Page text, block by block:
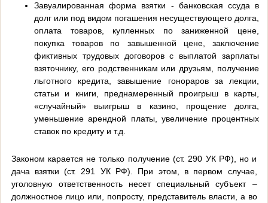
Завуалированная форма взятки - банковская ссуда в
долг или под видом погашения несуществующего долга,
оплата товаров, купленных по заниженной цене,
покупка товаров по завышенной цене, заключение
фиктивных трудовых договоров с выплатой зарплаты
взяточнику, его родственникам или друзьям, получение
льготного кредита, завышение гонораров за лекции,
статьи и книги, преднамеренный проигрыш в карты,
«случайный» выигрыш в казино, прощение долга,
уменьшение арендной платы, увеличение процентных
ставок по кредиту и т.д.
Законом карается не только получение (ст. 290 УК РФ), но и
дача взятки (ст. 291 УК РФ). При этом, в первом случае,
уголовную ответственность несет специальный субъект –
должностное лицо или, попросту, представитель власти, а во